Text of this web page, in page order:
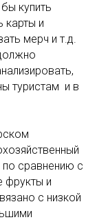
купить
карты и
мерч и т.д.
туристам и в
сравнению с
фрукты и
с низкой